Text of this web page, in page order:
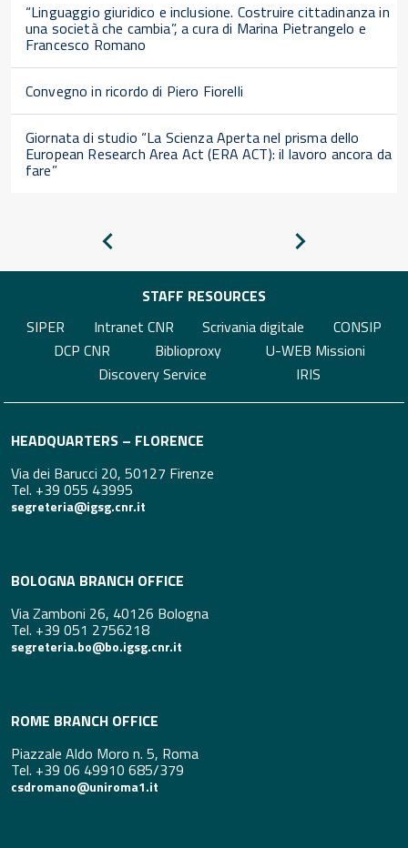
“Linguaggio giuridico e inclusione. Costruire cittadinanza in
una società che cambia”, a cura di Marina Pietrangelo e
Francesco Romano
Convegno in ricordo di Piero Fiorelli
Giornata di studio “La Scienza Aperta nel prisma dello
European Research Area Act (ERA ACT): il lavoro ancora da
fare”
STAFF RESOURCES
SIPER
Intranet CNR Scrivania digitale
CONSIP
DCP CNR
Biblioproxy
U-WEB Missioni
Discovery Service
IRIS
HEADQUARTERS – FLORENCE
Via dei Barucci 20, 50127 Firenze
Tel. +39 055 43995
segreteria@igsg.cnr.it
BOLOGNA BRANCH OFFICE
Via Zamboni 26, 40126 Bologna
Tel. +39 051 2756218
segreteria.bo@bo.igsg.cnr.it
ROME BRANCH OFFICE
Piazzale Aldo Moro n. 5, Roma
Tel. +39 06 49910 685/379
csdromano@uniroma1.it